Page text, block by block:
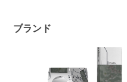
ブランド